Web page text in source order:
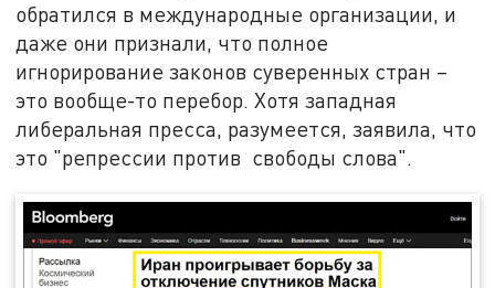
обратился в международные организации, и
даже они признали, что полное
игнорирование законов суверенных стран –
это вообще-то перебор. Хотя западная
либеральная пресса, разумеется, заявила, что
это "репрессии против свободы слова".